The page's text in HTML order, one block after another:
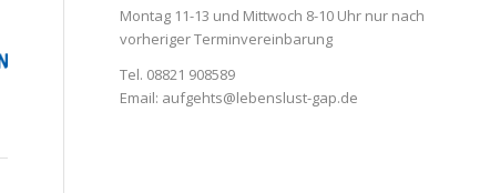
Montag 11-13 und Mittwoch 8-10 Uhr nur nach
vorheriger Terminvereinbarung
Tel. 08821 908589
Email: aufgehts@lebenslust-gap.de